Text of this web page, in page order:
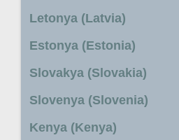
Letonya (Latvia)
Estonya (Estonia)
Slovakya (Slovakia)
Slovenya (Slovenia)
Kenya (Kenya)